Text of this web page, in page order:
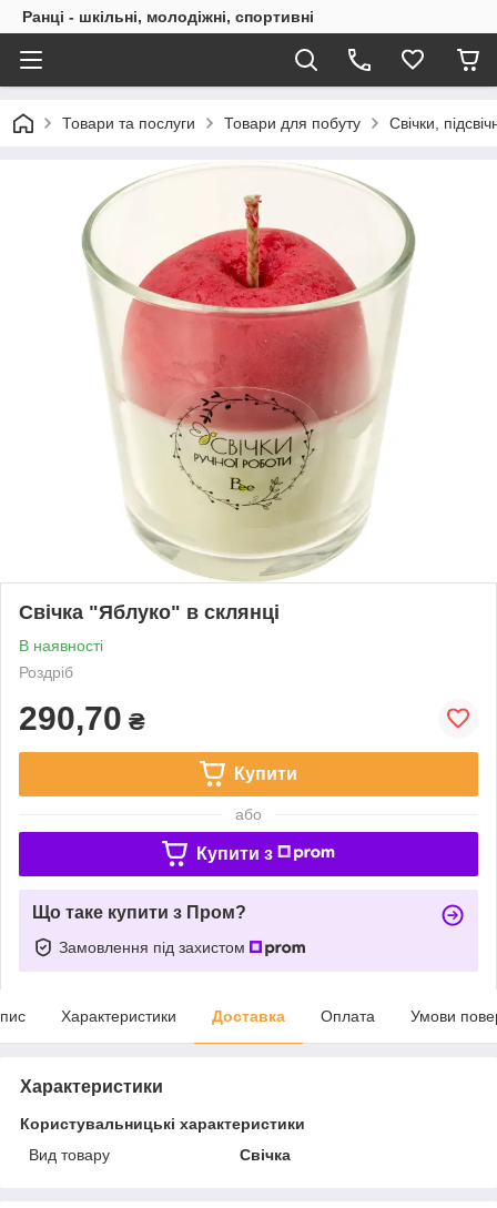
Ранці - шкільні, молодіжні, спортивні
Товари та послуги Товари для побуту Свічки,
Свічка "Яблуко" в склянці
В наявності
Роздріб
290,70 ₴
Купити
або
Купити з
Що таке купити з Пром?
Замовлення під захистом
Характеристики Доставка Оплата Умови
Характеристики
Користувальницькі характеристики
Вид товару
Свічка